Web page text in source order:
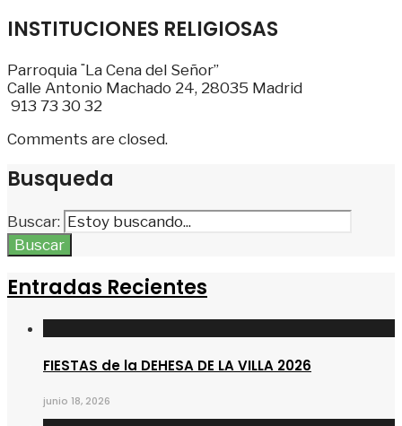
INSTITUCIONES RELIGIOSAS
Parroquia ¨La Cena del Señor”
Calle Antonio Machado 24, 28035 Madrid
913 73 30 32
Comments are closed.
Busqueda
Buscar:
Buscar
Entradas Recientes
FIESTAS de la DEHESA DE LA VILLA 2026
junio 18, 2026